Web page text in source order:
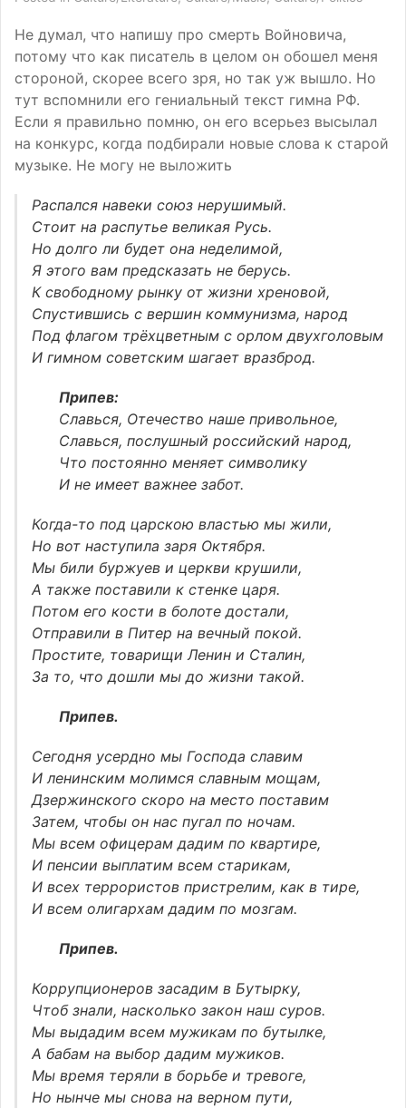
Не думал, что напишу про смерть Войновича,
потому что как писатель в целом он обошел меня
стороной, скорее всего зря, но так уж вышло. Но
тут вспомнили его гениальный текст гимна РФ.
Если я правильно помню, он его всерьез высылал
на конкурс, когда подбирали новые слова к старой
музыке. Не могу не выложить
Распался навеки союз нерушимый.
Стоит на распутье великая Русь.
Но долго ли будет она неделимой,
Я этого вам предсказать не берусь.
К свободному рынку от жизни хреновой,
Спустившись с вершин коммунизма, народ
Под флагом трёхцветным с орлом двухголовым
И гимном советским шагает вразброд.
Припев:
Славься, Отечество наше привольное,
Славься, послушный российский народ,
Что постоянно меняет символику
И не имеет важнее забот.
Когда-то под царскою властью мы жили,
Но вот наступила заря Октября.
Мы били буржуев и церкви крушили,
А также поставили к стенке царя.
Потом его кости в болоте достали,
Отправили в Питер на вечный покой.
Простите, товарищи Ленин и Сталин,
За то, что дошли мы до жизни такой.
Припев.
Сегодня усердно мы Господа славим
И ленинским молимся славным мощам,
Дзержинского скоро на место поставим
Затем, чтобы он нас пугал по ночам.
Мы всем офицерам дадим по квартире,
И пенсии выплатим всем старикам,
И всех террористов пристрелим, как в тире,
И всем олигархам дадим по мозгам.
Припев.
Коррупционеров засадим в Бутырку,
Чтоб знали, насколько закон наш суров.
Мы выдадим всем мужикам по бутылке,
А бабам на выбор дадим мужиков.
Мы время теряли в борьбе и тревоге,
Но нынче мы снова на верном пути,